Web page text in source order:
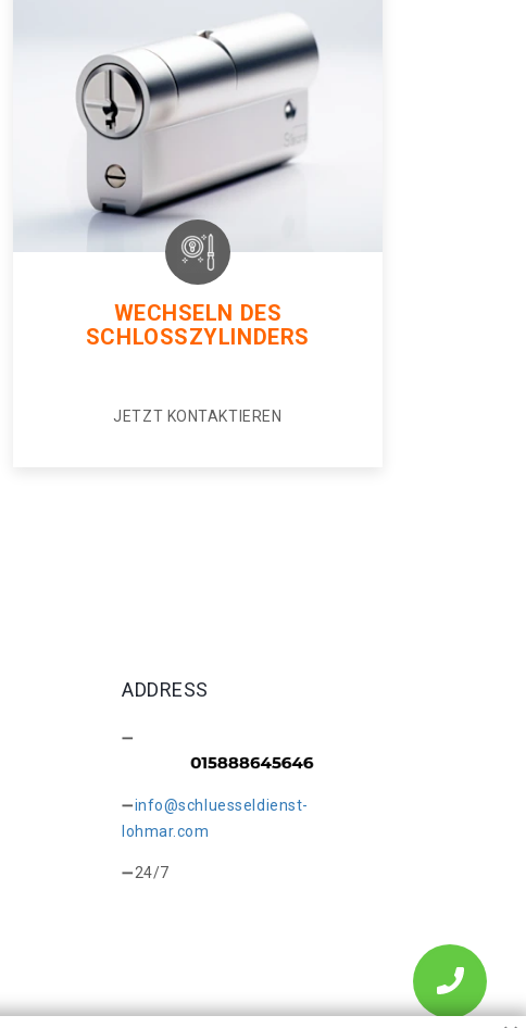
WECHSELN DES
SCHLOSSZYLINDERS
JETZT KONTAKTIEREN
ADDRESS
info@schluesseldienst-
lohmar.com
24/7